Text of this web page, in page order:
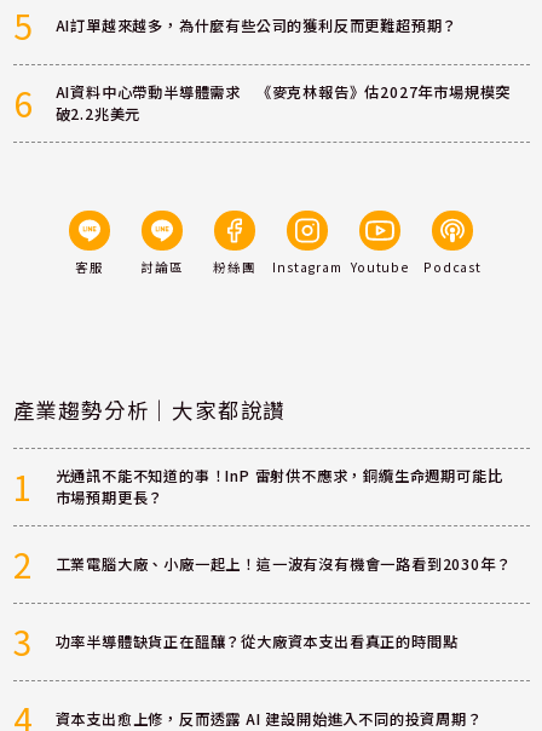
5 AI訂單越來越多，為什麼有些公司的獲利反而更難超預期？
6
AI資料中心帶動半導體需求 《麥克林報告》估2027年市場規模突
破2.2兆美元
客服 討論區 粉絲團 Instagram Youtube Podcast
產業趨勢分析｜大家都說讚
1
光通訊不能不知道的事！InP 雷射供不應求，銅纜生命週期可能比
市場預期更長？
2 工業電腦大廠、小廠一起上！這一波有沒有機會一路看到2030年？
3 功率半導體缺貨正在醞釀？從大廠資本支出看真正的時間點
4 資本支出愈上修，反而透露 AI 建設開始進入不同的投資周期？